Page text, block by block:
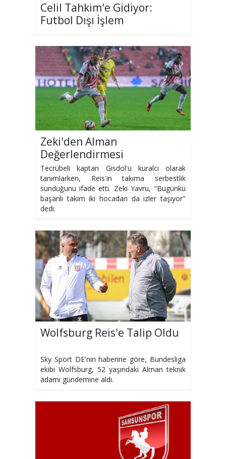
Celil Tahkim'e Gidiyor:
Futbol Dışı İşlem
Zeki'den Alman
Değerlendirmesi
Tecrübeli kaptan Gisdol'u kuralcı olarak
tanımlarken, Reis'in takıma serbestlik
sunduğunu ifade etti. Zeki Yavru, "Bugünkü
başarılı takım iki hocadan da izler taşıyor"
dedi.
Wolfsburg Reis'e Talip Oldu
Sky Sport DE'nin haberine göre, Bundesliga
ekibi Wolfsburg, 52 yaşındaki Alman teknik
adamı gündemine aldı.